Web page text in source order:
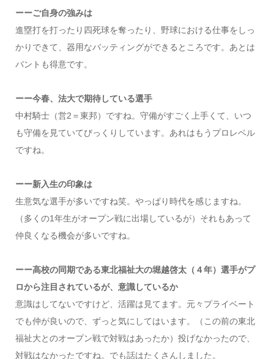
ーーご自身の強みは
進塁打を打ったり四死球を奪ったり、野球における仕事をしっ
かりできて、器用なバッティングができるところです。あとは
バントも得意です。
ーー今春、法大で期待している選手
中村騎士（営2＝東邦）ですね。守備がすごく上手くて、いつ
も守備を見ていてびっくりしています。あれはもうプロレベル
ですね。
ーー新入生の印象は
生意気な選手が多いですね笑。やっぱり時代を感じますね。
（多くの1年生がオープン戦に出場しているが）それもあって
仲良くなる機会が多いですね。
ーー高校の同期である東北福祉大の堀越啓太（４年）選手がプ
ロから注目されているが、意識しているか
意識はしてないですけど、活躍は見てます。元々プライベート
でも仲が良いので、ずっと気にしてはいます。（この前の東北
福祉大とのオープン戦で対戦はあったか）投げなかったので、
対戦はなかったですね。でも話はたくさんしました。